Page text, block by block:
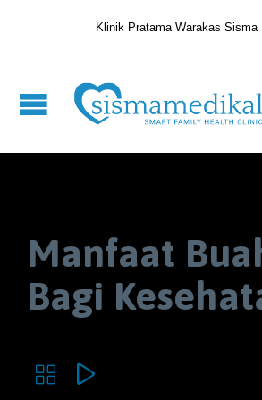
Klinik Pratama Warakas Sisma
Manfaat
Bagi
 